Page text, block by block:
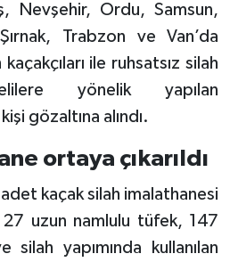
Nevşehir, Ordu, Samsun,
Trabzon ve Van’da
ile ruhsatsız silah
yönelik yapılan
gözaltına alındı.
ortaya çıkarıldı
kaçak silah imalathanesi
uzun namlulu tüfek, 147
silah yapımında kullanılan